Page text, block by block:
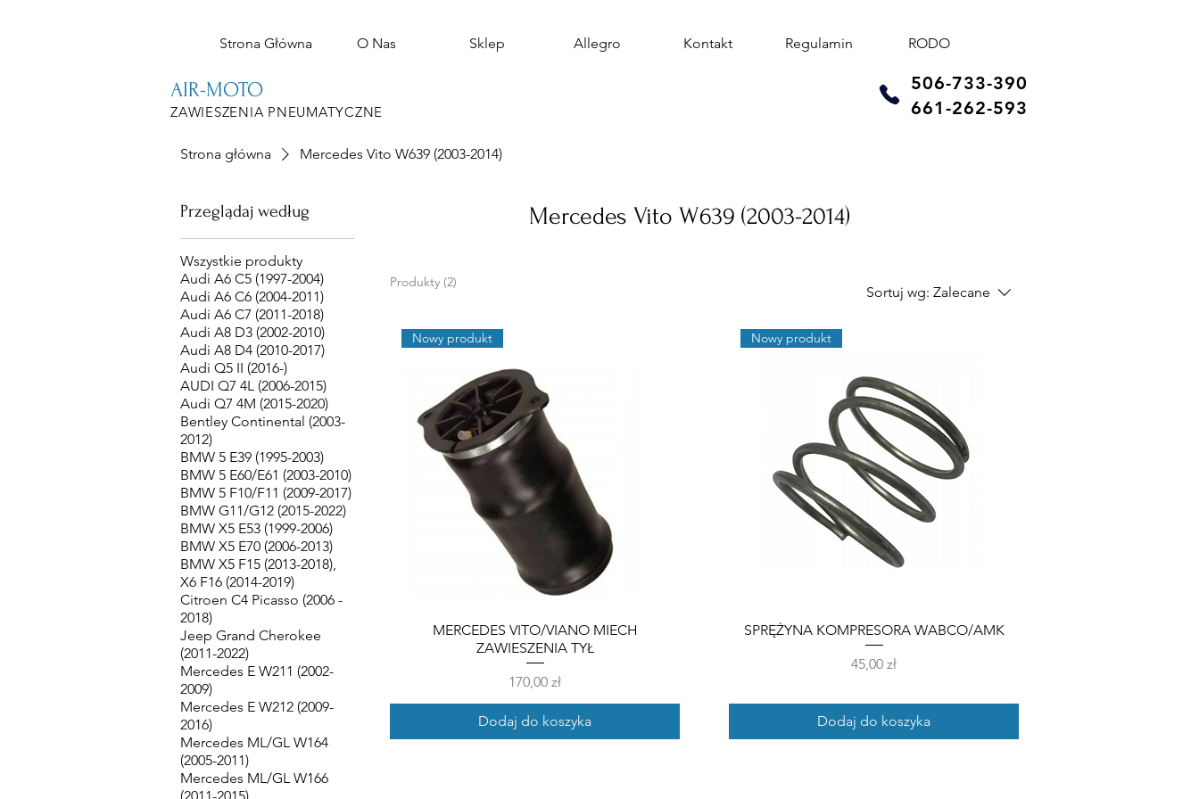
Strona Główna O Nas Sklep Allegro Kontakt Regulamin RODO
AIR-MOTO
ZAWIESZENIA PNEUMATYCZNE
506-733-390
661-262-593
Strona główna Mercedes Vito W639 (2003-2014)
Przeglądaj według
Wszystkie produkty
Audi A6 C5 (1997-2004)
Audi A6 C6 (2004-2011)
Audi A6 C7 (2011-2018)
Audi A8 D3 (2002-2010)
Audi A8 D4 (2010-2017)
Audi Q5 II (2016-)
AUDI Q7 4L (2006-2015)
Audi Q7 4M (2015-2020)
Bentley Continental (2003-
2012)
BMW 5 E39 (1995-2003)
BMW 5 E60/E61 (2003-2010)
BMW 5 F10/F11 (2009-2017)
BMW G11/G12 (2015-2022)
BMW X5 E53 (1999-2006)
BMW X5 E70 (2006-2013)
BMW X5 F15 (2013-2018),
X6 F16 (2014-2019)
Citroen C4 Picasso (2006 -
2018)
Jeep Grand Cherokee
(2011-2022)
Mercedes E W211 (2002-
2009)
Mercedes E W212 (2009-
2016)
Mercedes ML/GL W164
(2005-2011)
Mercedes ML/GL W166
Mercedes Vito W639 (2003-2014)
Produkty (2)
Sortuj wg: Zalecane
Nowy produkt
MERCEDES VITO/VIANO MIECH
ZAWIESZENIA TYŁ
Cena
170,00 zł
Dodaj do koszyka
Nowy produkt
SPRĘŻYNA KOMPRESORA WABCO/AMK
Cena
45,00 zł
Dodaj do koszyka